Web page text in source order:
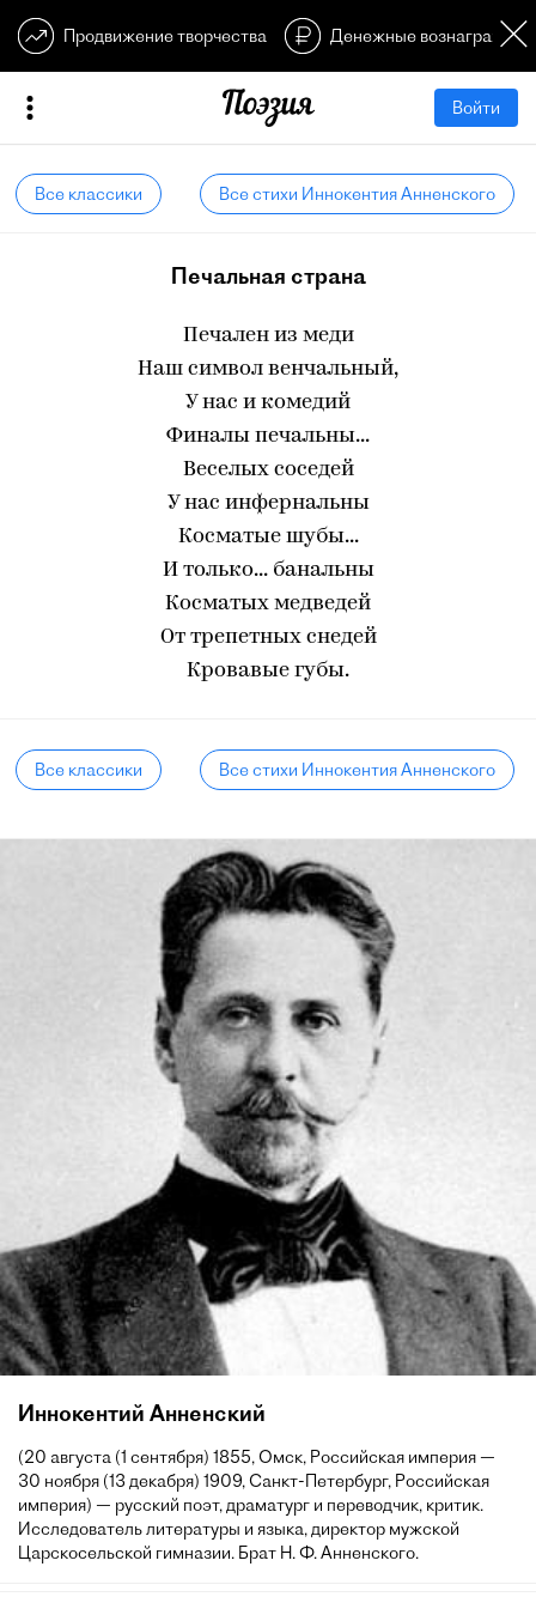
Продвижение творчества Денежные
Войти
Все классики Все стихи Иннокентия Анненского
Печальная страна
Печален из меди
Наш символ венчальный,
У нас и комедий
Финалы печальны...
Веселых соседей
У нас инфернальны
Косматые шубы...
И только... банальны
Косматых медведей
От трепетных снедей
Кровавые губы.
Все классики Все стихи Иннокентия Анненского
Иннокентий Анненский
(20 августа (1 сентября) 1855, Омск, Российская империя —
30 ноября (13 декабря) 1909, Санкт-Петербург, Российская
империя) — русский поэт, драматург и переводчик, критик.
Исследователь литературы и языка, директор мужской
Царскосельской гимназии. Брат Н. Ф. Анненского.